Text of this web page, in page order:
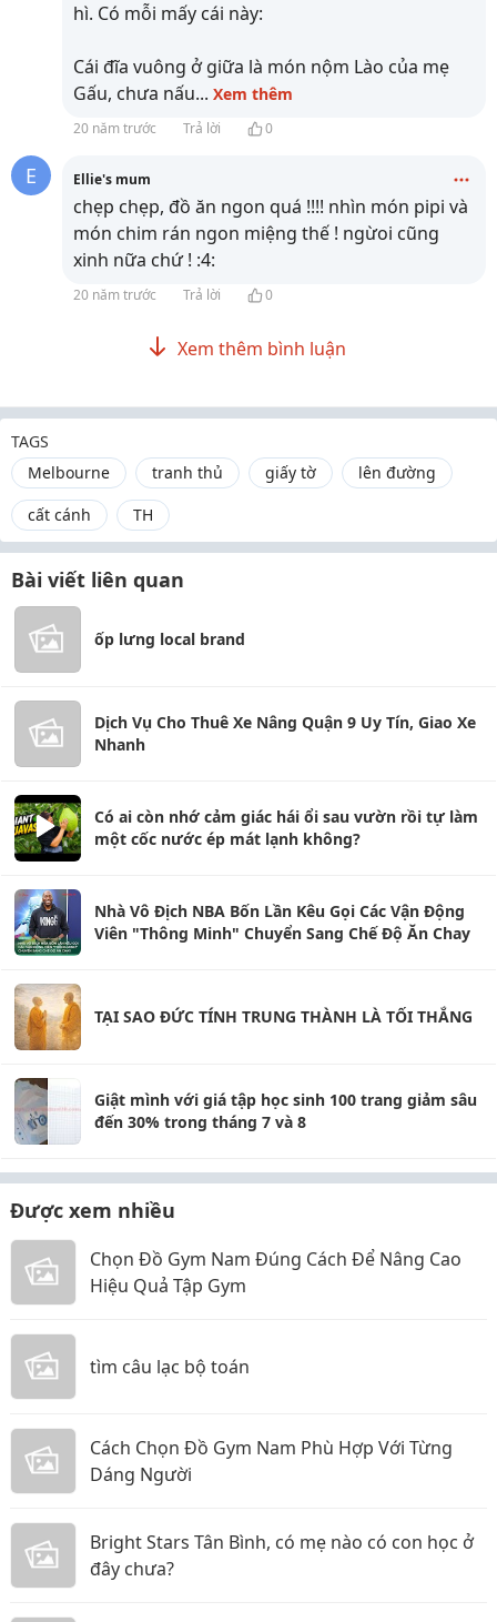
hì. Có mỗi mấy cái này:
Cái đĩa vuông ở giữa là món nộm Lào của mẹ
Gấu, chưa nấu... Xem thêm
20 năm trước Trả lời 0
E Ellie's mum
chẹp chẹp, đồ ăn ngon quá !!!! nhìn món pipi và
món chim rán ngon miệng thế ! ngừoi cũng
xinh nữa chứ ! :4:
20 năm trước Trả lời 0
Xem thêm bình luận
TAGS
Melbourne
tranh thủ giấy tờ
lên đường
cất cánh
TH
Bài viết liên quan
ốp lưng local brand
Dịch Vụ Cho Thuê Xe Nâng Quận 9 Uy Tín, Giao Xe
Nhanh
Có ai còn nhớ cảm giác hái ổi sau vườn rồi tự làm
một cốc nước ép mát lạnh không?
Nhà Vô Địch NBA Bốn Lần Kêu Gọi Các Vận Động
Viên "Thông Minh" Chuyển Sang Chế Độ Ăn Chay
TẠI SAO ĐỨC TÍNH TRUNG THÀNH LÀ TỐI THẮNG
Giật mình với giá tập học sinh 100 trang giảm sâu
đến 30% trong tháng 7 và 8
Được xem nhiều
Chọn Đồ Gym Nam Đúng Cách Để Nâng Cao
Hiệu Quả Tập Gym
tìm câu lạc bộ toán
Cách Chọn Đồ Gym Nam Phù Hợp Với Từng
Dáng Người
Bright Stars Tân Bình, có mẹ nào có con học ở
đây chưa?